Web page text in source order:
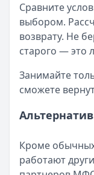
Сравните
выбором.
возврату. Не
старого — это
Занимайте
сможете
Кроме
работают